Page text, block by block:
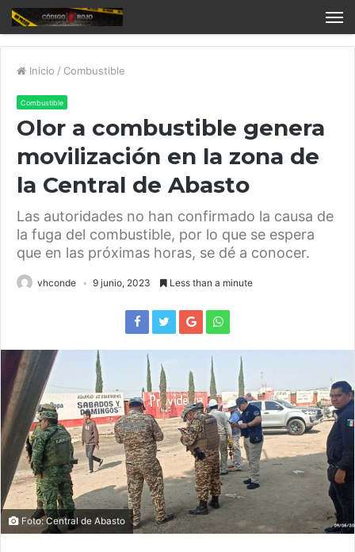
Inicio / Combustible
Combustible
Olor a combustible genera
movilización en la zona de
la Central de Abasto
Las autoridades no han confirmado la causa de
la fuga del combustible, por lo que se espera
que en las próximas horas, se dé a conocer.
vhconde 9 junio, 2023 Less than a minute
Foto: Central de Abasto